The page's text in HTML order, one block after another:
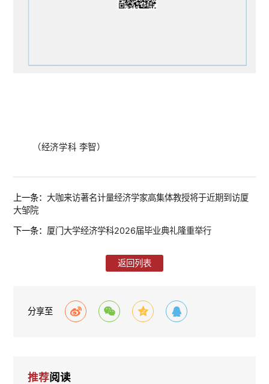
（经济学科 李智 ）
上一条：大咖来访著名计量经济学家高集体教授将于近期到访厦
大邹院
下一条： 厦门大学经济学科2026届毕业典礼隆重举行
返回列表
分享至
推荐阅读